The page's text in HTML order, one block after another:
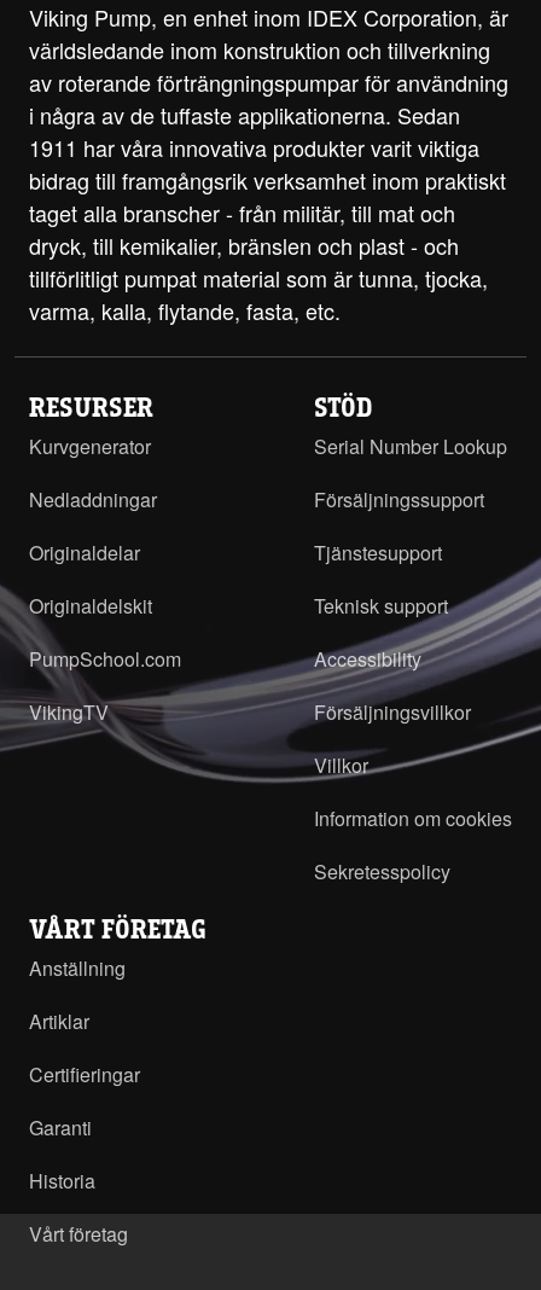
Viking Pump, en enhet inom IDEX Corporation, är
världsledande inom konstruktion och tillverkning
av roterande förträngningspumpar för användning
i några av de tuffaste applikationerna. Sedan
1911 har våra innovativa produkter varit viktiga
bidrag till framgångsrik verksamhet inom praktiskt
taget alla branscher - från militär, till mat och
dryck, till kemikalier, bränslen och plast - och
tillförlitligt pumpat material som är tunna, tjocka,
varma, kalla, flytande, fasta, etc.
RESURSER
Kurvgenerator
Nedladdningar
Originaldelar
Originaldelskit
PumpSchool.com
VikingTV
STÖD
Serial Number Lookup
Försäljningssupport
Tjänstesupport
Teknisk support
Accessibility
Försäljningsvillkor
Villkor
Information om cookies
Sekretesspolicy
VÅRT FÖRETAG
Anställning
Artiklar
Certifieringar
Garanti
Historia
Vårt företag